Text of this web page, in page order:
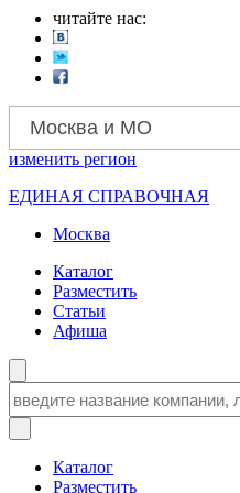
читайте нас:
Москва и МО
изменить регион
ЕДИНАЯ СПРАВОЧНАЯ
Москва
Каталог
Разместить
Статьи
Афиша
Каталог
Разместить